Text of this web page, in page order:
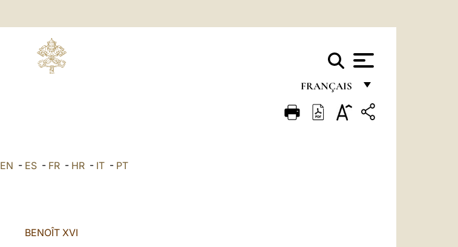
FRANÇAIS
FRANÇAIS
EN - ES- FR- HR- IT- PT
BENOÎT XVI